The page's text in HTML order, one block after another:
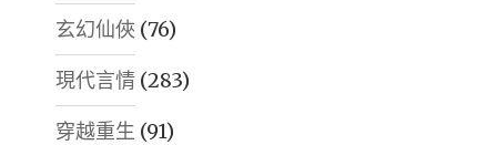
玄幻仙俠 (76)
現代言情 (283)
穿越重生 (91)